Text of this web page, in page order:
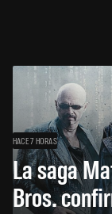
HACE 7 HORAS
La saga
Bros.